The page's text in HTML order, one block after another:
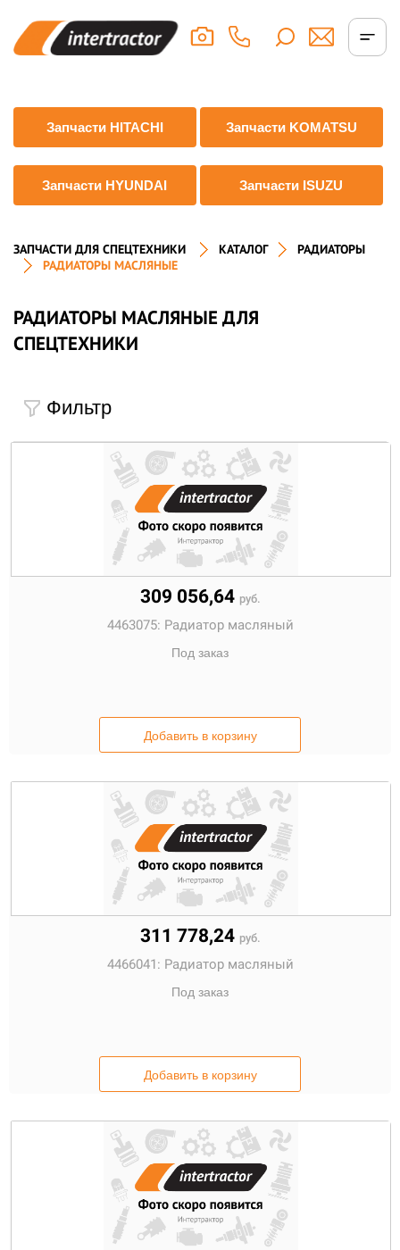
Запчасти HITACHI Запчасти KOMATSU
Запчасти HYUNDAI Запчасти ISUZU
ЗАПЧАСТИ ДЛЯ СПЕЦТЕХНИКИ КАТАЛОГ
РАДИАТОРЫ
РАДИАТОРЫ МАСЛЯНЫЕ
РАДИАТОРЫ МАСЛЯНЫЕ ДЛЯ
СПЕЦТЕХНИКИ
Фильтр
309 056,64 руб.
4463075: Радиатор масляный
Под заказ
Добавить в корзину
311 778,24 руб.
4466041: Радиатор масляный
Под заказ
Добавить в корзину